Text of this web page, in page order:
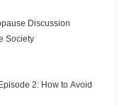
Discussion
Society
2: How to Avoid